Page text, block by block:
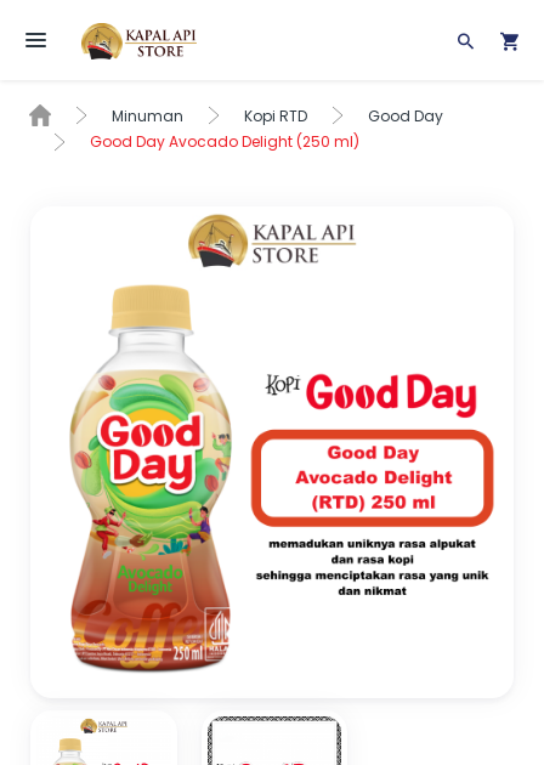
Toggle navigation
Minuman Kopi RTD
Good Day
Good Day Avocado Delight (250 ml)